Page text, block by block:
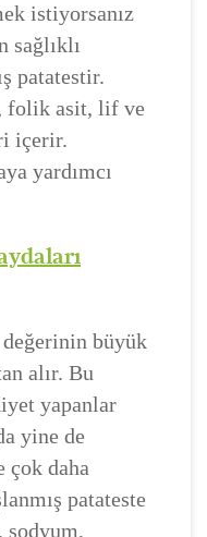
istiyorsanız
sağlıklı
patatestir.
folik asit, lif ve
içerir.
yardımcı
değerinin büyük
alır. Bu
yapanlar
yine de
çok daha
patateste